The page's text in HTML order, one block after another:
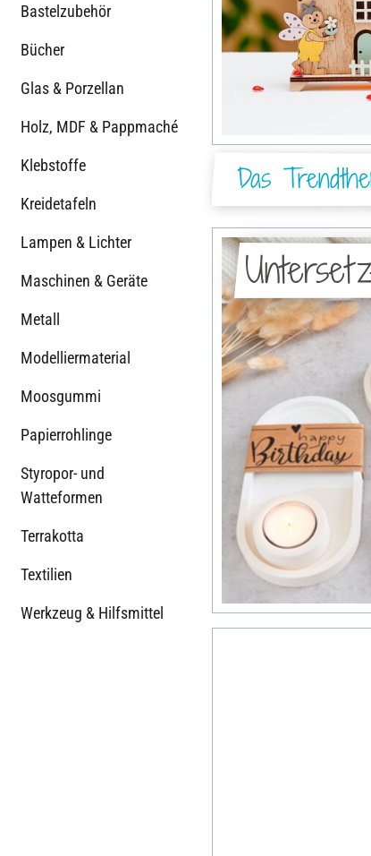
Bastelzubehör
Bücher
Glas & Porzellan
Holz, MDF & Pappmaché
Klebstoffe
Kreidetafeln
Lampen & Lichter
Maschinen & Geräte
Metall
Modelliermaterial
Moosgummi
Papierrohlinge
Styropor- und
Watteformen
Terrakotta
Textilien
Werkzeug & Hilfsmittel
Das